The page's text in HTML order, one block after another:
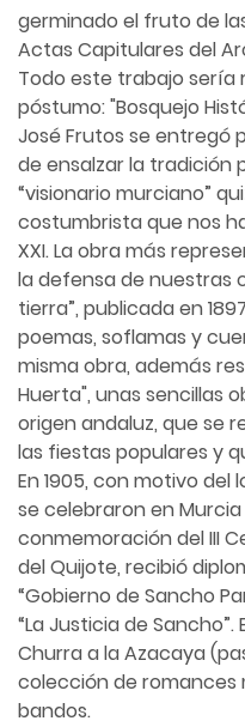
germinado el fruto de
Actas Capitulares del
Todo este trabajo sería
póstumo: "Bosquejo
José Frutos se entregó
de ensalzar la tradición
“visionario murciano”
costumbrista que nos
XXI. La obra más
la defensa de nuestras
tierra”, publicada en
poemas, soflamas y
misma obra, además
Huerta", unas sencillas
origen andaluz, que se
las fiestas populares y
En 1905, con motivo
se celebraron en
conmemoración del III
del Quijote, recibió
“Gobierno de Sancho
“La Justicia de Sancho”.
Churra a la Azacaya
colección de romances
bandos.